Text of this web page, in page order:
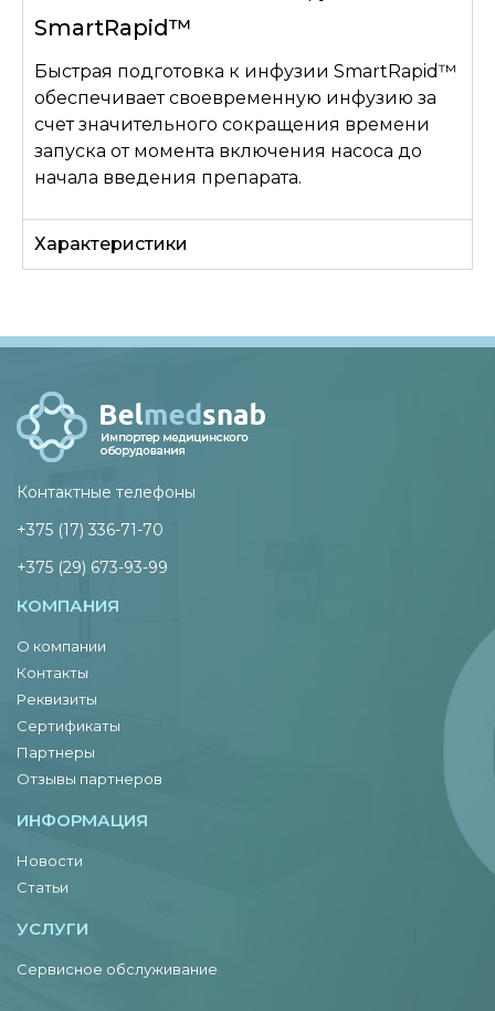
SmartRapid™
Быстрая подготовка к инфузии SmartRapid™
обеспечивает своевременную инфузию за
счет значительного сокращения времени
запуска от момента включения насоса до
начала введения препарата.
Характеристики
Контактные телефоны
+375 (17) 336-71-70
+375 (29) 673-93-99
КОМПАНИЯ
О компании
Контакты
Реквизиты
Сертификаты
Партнеры
Отзывы партнеров
ИНФОРМАЦИЯ
Новости
Статьи
УСЛУГИ
Сервисное обслуживание